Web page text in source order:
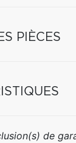
PIÈCES
de